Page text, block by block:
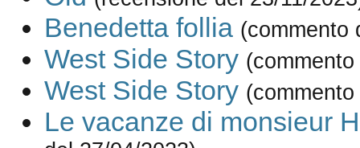
Benedetta follia (commento
West Side Story
West Side Story
Le vacanze di monsieur